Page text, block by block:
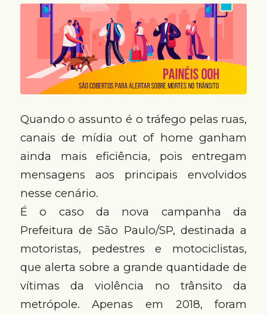
Quando o assunto é o tráfego pelas ruas,
canais de mídia out of home ganham
ainda mais eficiência, pois entregam
mensagens aos principais envolvidos
nesse cenário.
É o caso da nova campanha da
Prefeitura de São Paulo/SP, destinada a
motoristas, pedestres e motociclistas,
que alerta sobre a grande quantidade de
vítimas da violência no trânsito da
metrópole. Apenas em 2018, foram